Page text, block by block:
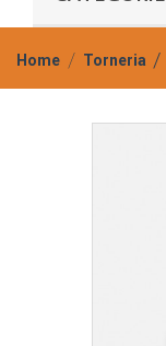
Home Torneria